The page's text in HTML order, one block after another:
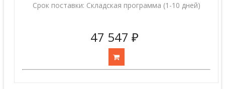
Срок поставки: Складская программа (1-10 дней)
47 547 ₽